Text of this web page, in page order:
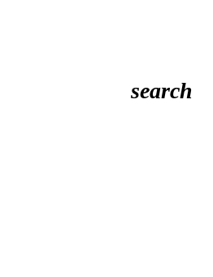
search